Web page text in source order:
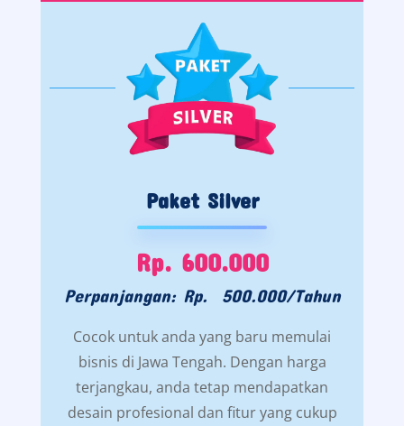
Paket Silver
Rp. 600.000
Perpanjangan: Rp. 500.000/Tahun
Cocok untuk anda yang baru memulai
bisnis di Jawa Tengah. Dengan harga
terjangkau, anda tetap mendapatkan
desain profesional dan fitur yang cukup